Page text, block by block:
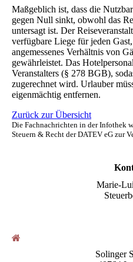
Maßgeblich ist, dass die
gegen Null sinkt, obwohl das
untersagt ist. Der
verfügbare Liege für jeden
angemessenes Verhältnis von
gewährleistet. Das
Veranstalters (§ 278 BGB),
zugerechnet wird. Urlauber
eigenmächtig entfernen.
Zurück zur Übersicht
Die Fachnachrichten in der Infothek
Steuern & Recht der DATEV eG zur
Marie-
Solinger